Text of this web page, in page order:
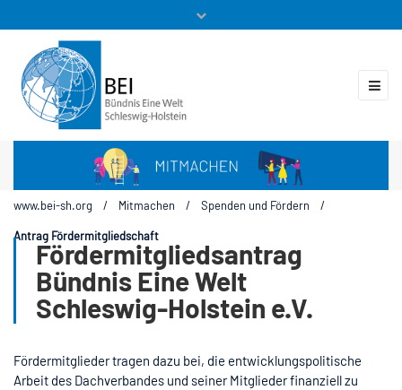
Mitglieder
www.bei-sh.org / Mitmachen / Spenden und Fördern /
Antrag Fördermitgliedschaft
Fördermitgliedsantrag
Bündnis Eine Welt
Schleswig-Holstein e.V.
Fördermitglieder tragen dazu bei, die entwicklungspolitische
Arbeit des Dachverbandes und seiner Mitglieder finanziell zu